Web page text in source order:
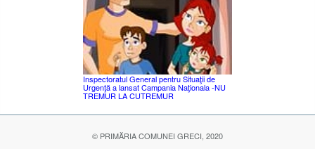
Inspectoratul General pentru Situaţii de
Urgenţă a lansat Campania Naţionala -NU
TREMUR LA CUTREMUR
© PRIMĂRIA COMUNEI GRECI, 2020